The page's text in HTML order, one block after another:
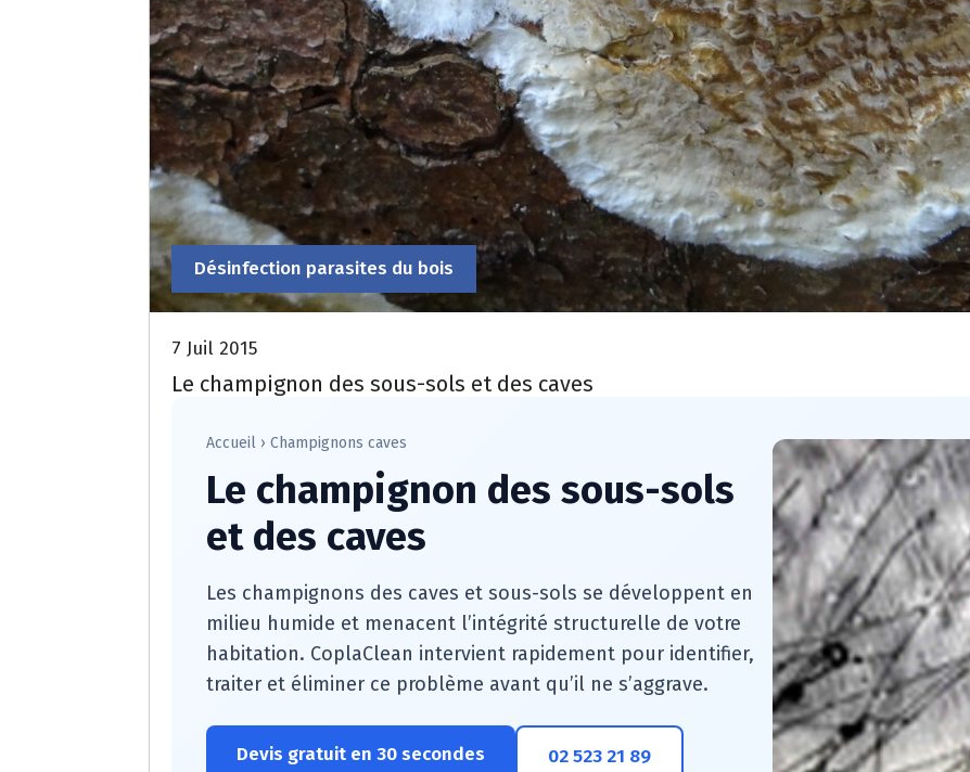
Désinfection parasites du bois
7 Juil 2015
Le champignon des sous-sols et des caves
Accueil › Champignons caves
Le champignon des sous-sols
et des caves
Les champignons des caves et sous-sols se développent en
milieu humide et menacent l’intégrité structurelle de votre
habitation. CoplaClean intervient rapidement pour identifier,
traiter et éliminer ce problème avant qu’il ne s’aggrave.
Devis gratuit en 30 secondes 02 523 21 89